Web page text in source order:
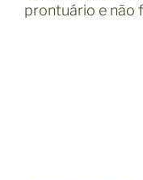
prontuário e não